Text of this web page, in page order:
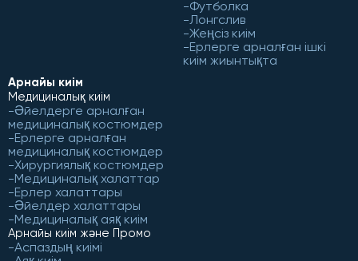
Футболка
Лонгслив
Жеңсіз киім
Ерлерге арналған ішкі
киім жиынтықта
Арнайы киім
Медициналық киім
Әйелдерге арналған
медициналық костюмдер
Ерлерге арналған
медициналық костюмдер
Хирургиялық костюмдер
Медициналық халаттар
Ерлер халаттары
Әйелдер халаттары
Медициналық аяқ киім
Арнайы киім және Промо
Аспаздың киімі